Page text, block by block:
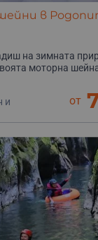
в
на зимната
моторна
и
от